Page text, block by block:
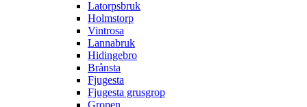
Latorpsbruk
Holmstorp
Vintrosa
Lannabruk
Hidingebro
Brånsta
Fjugesta
Fjugesta grusgrop
Gropen